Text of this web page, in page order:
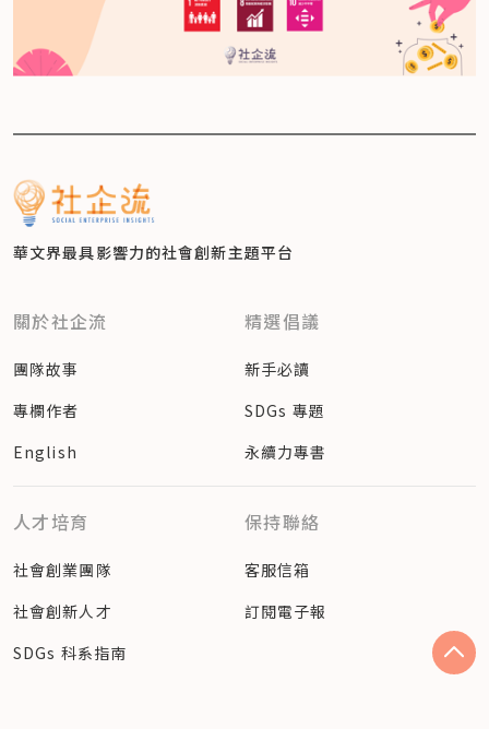
華文界最具影響力的社會創新主題平台
關於社企流
團隊故事
專欄作者
English
精選倡議
新手必讀
SDGs 專題
永續力專書
人才培育
社會創業團隊
社會創新人才
SDGs 科系指南
保持聯絡
客服信箱
訂閱電子報